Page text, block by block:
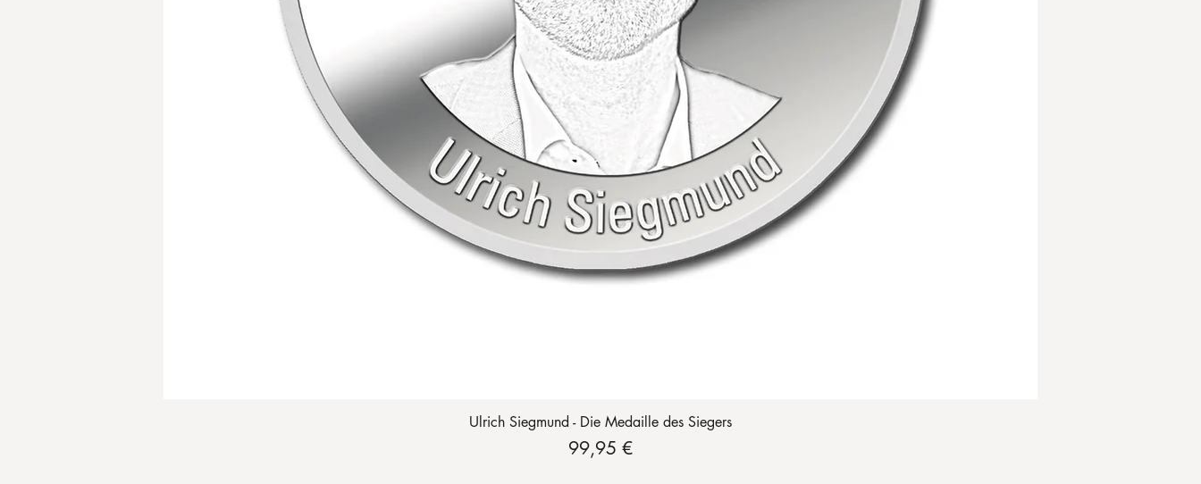
Schnellansicht
Ulrich Siegmund - Die Medaille des Siegers
Preis
99,95 €